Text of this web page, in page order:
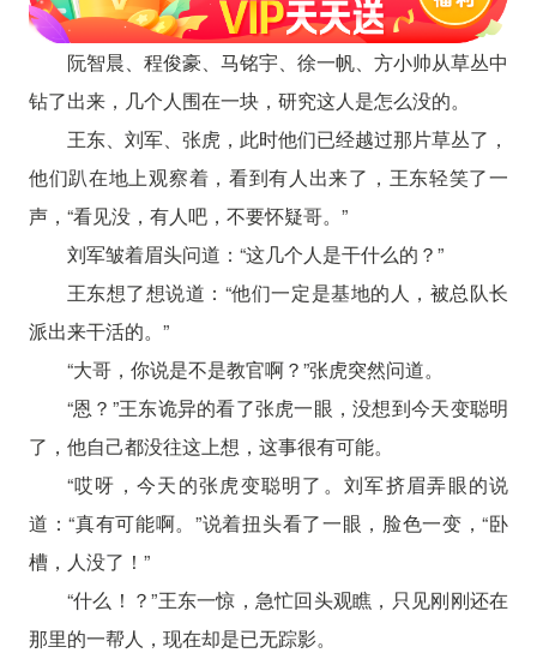
阮智晨、程俊豪、马铭宇、徐一帆、方小帅从草丛中
钻了出来，几个人围在一块，研究这人是怎么没的。
王东、刘军、张虎，此时他们已经越过那片草丛了，
他们趴在地上观察着，看到有人出来了，王东轻笑了一
声，“看见没，有人吧，不要怀疑哥。”
刘军皱着眉头问道：“这几个人是干什么的？”
王东想了想说道：“他们一定是基地的人，被总队长
派出来干活的。”
“大哥，你说是不是教官啊？”张虎突然问道。
“恩？”王东诡异的看了张虎一眼，没想到今天变聪明
了，他自己都没往这上想，这事很有可能。
“哎呀，今天的张虎变聪明了。刘军挤眉弄眼的说
道：“真有可能啊。”说着扭头看了一眼，脸色一变，“卧
槽，人没了！”
“什么！？”王东一惊，急忙回头观瞧，只见刚刚还在
那里的一帮人，现在却是已无踪影。